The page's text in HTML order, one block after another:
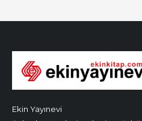
Ekin Yayınevi